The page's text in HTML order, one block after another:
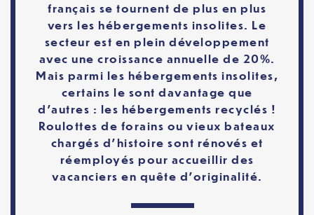
français se tournent de plus en plus
vers les hébergements insolites. Le
secteur est en plein développement
avec une croissance annuelle de 20%.
Mais parmi les hébergements insolites,
certains le sont davantage que
d’autres : les hébergements recyclés !
Roulottes de forains ou vieux bateaux
chargés d’histoire sont rénovés et
réemployés pour accueillir des
vacanciers en quête d’originalité.